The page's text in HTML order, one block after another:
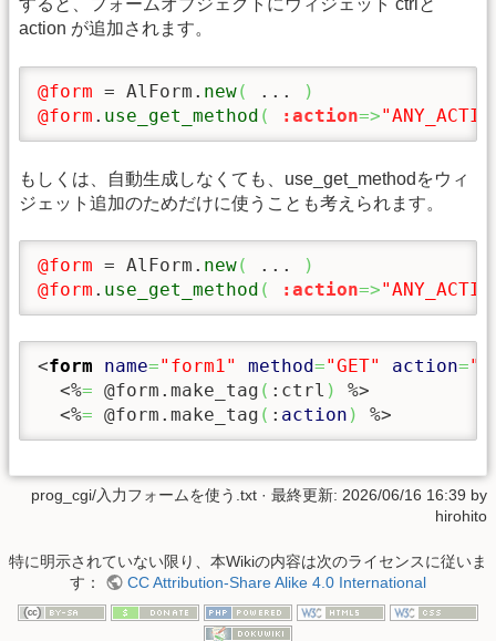
すると、フォームオブジェクトにウィジェット ctrlと
action が追加されます。
@form = AlForm. new( ...
)
@form . use_get_method ( :action=>
もしくは、自動生成しなくても、use_get_methodをウィ
ジェット追加のためだけに使うことも考えられます。
@form = AlForm. new( ...
)
@form . use_get_method ( :action=>
<form name="form1" method="GET" action=
<%= @form.make_tag ( :ctrl )
%>
<%= @form.make_tag ( : action ) %>
prog_cgi/入力フォームを使う.txt · 最終更新: 2026/06/16 16:39 by
hirohito
特に明示されていない限り、本Wikiの内容は次のライセンスに従いま
す：
CC Attribution-Share Alike 4.0 International